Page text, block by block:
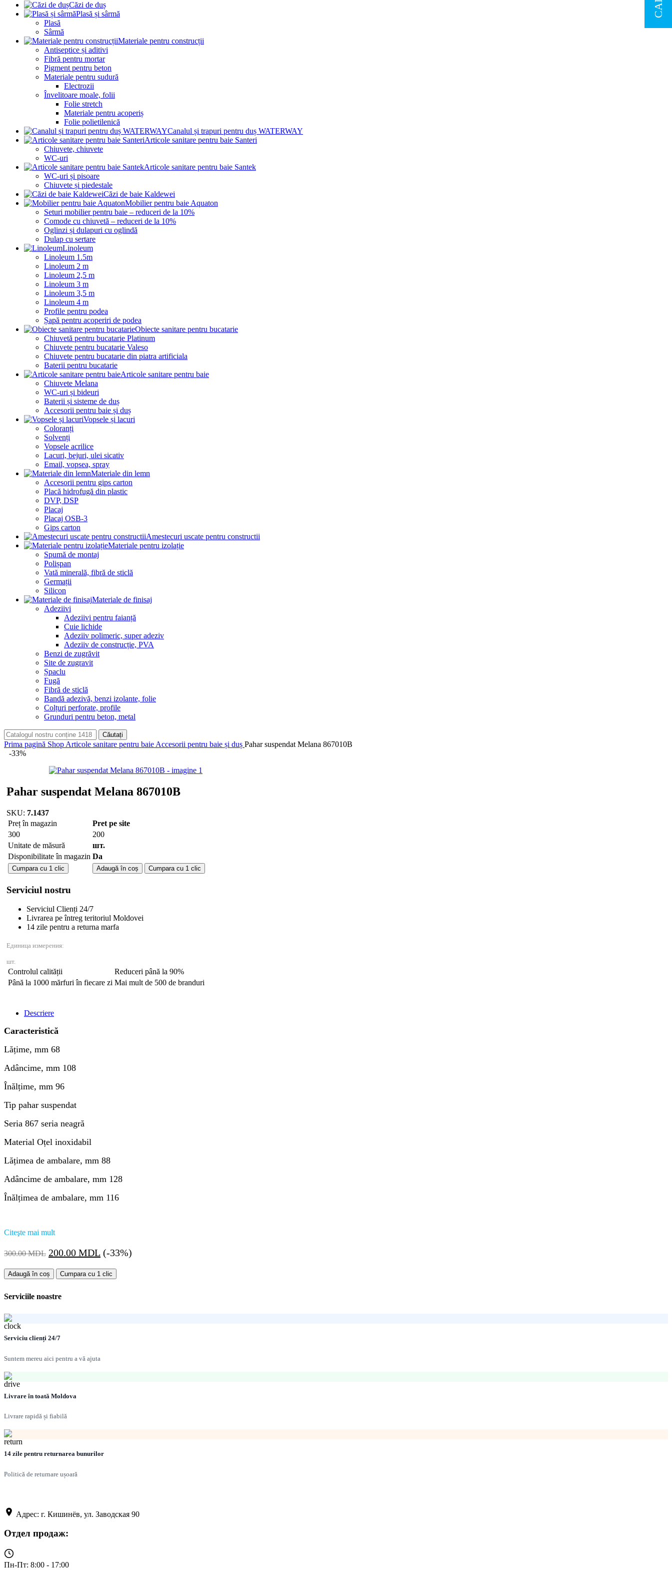
Căzi de duș
Plasă și sârmă
Plasă
Sârmă
Materiale pentru construcții
Antiseptice și aditivi
Fibră pentru mortar
Pigment pentru beton
Materiale pentru sudură
Electrozii
Învelitoare moale, folii
Folie stretch
Materiale pentru acoperiș
Folie polietilenică
Canalul și trapuri pentru duș WATERWAY
Articole sanitare pentru baie Santeri
Chiuvete, chiuvete
WC-uri
Articole sanitare pentru baie Santek
WC-uri și pisoare
Chiuvete și piedestale
Căzi de baie Kaldewei
Mobilier pentru baie Aquaton
Seturi mobilier pentru baie – reduceri de la 10%
Comode cu chiuvetă – reduceri de la 10%
Oglinzi și dulapuri cu oglindă
Dulap cu sertare
Linoleum
Linoleum 1.5m
Linoleum 2 m
Linoleum 2,5 m
Linoleum 3 m
Linoleum 3,5 m
Linoleum 4 m
Profile pentru podea
Șapă pentru acoperiri de podea
Obiecte sanitare pentru bucatarie
Chiuvetă pentru bucatarie Platinum
Chiuvete pentru bucatarie Valeso
Chiuvete pentru bucatarie din piatra artificiala
Baterii pentru bucatarie
Articole sanitare pentru baie
Chiuvete Melana
WC-uri și bideuri
Baterii și sisteme de duș
Accesorii pentru baie și duș
Vopsele și lacuri
Coloranți
Solvenți
Vopsele acrilice
Lacuri, bejuri, ulei sicativ
Email, vopsea, spray
Materiale din lemn
Accesorii pentru gips carton
Placă hidrofugă din plastic
DVP, DSP
Placaj
Placaj OSB-3
Gips carton
Amestecuri uscate pentru constructii
Materiale pentru izolație
Spumă de montaj
Polișpan
Vată minerală, fibră de sticlă
Germații
Silicon
Materiale de finisaj
Adeziivi
Adeziivi pentru faianță
Cuie lichide
Adeziiv polimeric, super adeziv
Adeziiv de construcție, PVA
Benzi de zugrăvit
Site de zugravit
Șpaclu
Fugă
Fibră de sticlă
Bandă adezivă, benzi izolante, folie
Colțuri perforate, profile
Grunduri pentru beton, metal
Căutați
Prima pagină Shop Articole sanitare pentru baie Accesorii pentru baie și duș Pahar suspendat Melana 867010B
-33%
Pahar suspendat Melana 867010B
SKU: 7.1437
Preț în magazin
Pret pe site
300
200
Unitate de măsură
шт.
Disponibilitate în magazin Da
Cumpara cu 1 clic
Cantitate
Pahar
Adaugă în coș Cumpara cu 1 clic
Serviciul nostru
Serviciul Clienți 24/7
Livrarea pe întreg teritoriul Moldovei
14 zile pentru a returna marfa
Единица измерения:
шт.
Controlul calității
Reduceri până la 90%
Până la 1000 mărfuri în fiecare zi Mai mult de 500 de branduri
Descriere
Caracteristică
Lățime, mm 68
Adâncime, mm 108
Înălțime, mm 96
Tip pahar suspendat
Seria 867 seria neagră
Material Oțel inoxidabil
Lățimea de ambalare, mm 88
Adâncime de ambalare, mm 128
Înălțimea de ambalare, mm 116
Citeşte mai mult
300.00MDL Prețul
a
300.00 MDL.
200.00 MDL Prețul
este:
(-33%)
Cantitate
Pahar
Melana
Adaugă în coș Cumpara cu 1 clic
Serviciile noastre
Serviciu clienți 24/7
Suntem mereu aici pentru a vă ajuta
Livrare în toată Moldova
Livrare rapidă și fiabilă
14 zile pentru returnarea bunurilor
Politică de returnare ușoară
Адрес: г. Кишинёв, ул. Заводская 90
Отдел продаж:
Пн-Пт: 8:00 - 17:00